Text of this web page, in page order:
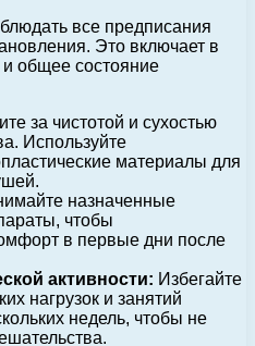
все предписания
Это включает в
и общее состояние
за чистотой и сухостью
Используйте
материалы для
назначенные
чтобы
в первые дни после
активности: Избегайте
нагрузок и занятий
недель, чтобы не